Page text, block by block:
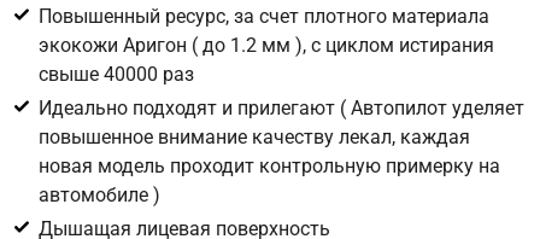
Соглашение об обработке персональных данных
Для подтверждения своего согласия на обработку ваших
персональных данных в целях исполнения запроса введите
в поле ниже цифру
Цифра с картинки
Повышенный ресурс, за счет плотного материала
экокожи Аригон ( до 1.2 мм ), с циклом истирания
свыше 40000 раз
Идеально подходят и прилегают ( Автопилот уделяет
повышенное внимание качеству лекал, каждая
новая модель проходит контрольную примерку на
автомобиле )
Дышащая лицевая поверхность